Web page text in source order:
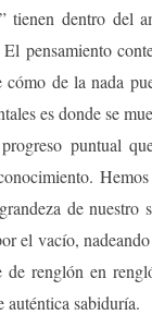
tienen dentro del
pensamiento
cómo de la nada
es donde se
puntual
de nuestro
el vacío,
de renglón en
auténtica sabiduría.